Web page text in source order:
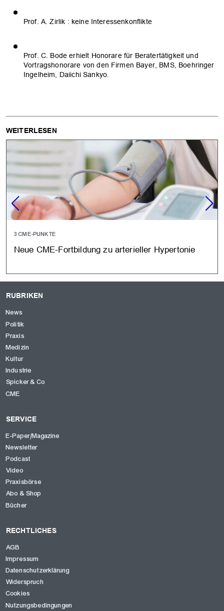
Prof. A. Zirlik : keine Interessenkonflikte
Prof. C. Bode erhielt Honorare für Beratertätigkeit und
Vortragshonorare von den Firmen Bayer, BMS, Boehringer
Ingelheim, Daiichi Sankyo.
WEITERLESEN
3 CME-PUNKTE
Neue CME-Fortbildung zu arterieller Hypertonie
RUBRIKEN
News
Politik
Praxis
Medizin
Kultur
Industrie
Spicker & Co
CME
SERVICE
E-Paper/Magazine
Newsletter
Podcast
Video
Praxisbörse
Abo & Shop
Bücher
RECHTLICHES
AGB
Impressum
Datenschutzerklärung
Widerspruch
Cookies
Nutzungsbedingungen